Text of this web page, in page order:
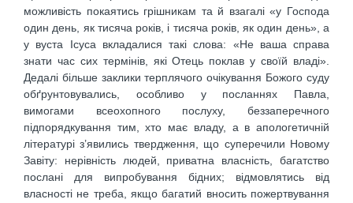
можливість покаятись грішникам та й взагалі «у Господа
один день, як тисяча років, і тисяча років, як один день», а
у вуста Ісуса вкладалися такі слова: «Не ваша справа
знати час сих термінів, які Отець поклав у своїй владі».
Дедалі більше заклики терплячого очікування Божого суду
обґрунтовувались, особливо у посланнях Павла,
вимогами всеохопного послуху, беззаперечного
підпорядкування тим, хто має владу, а в апологетичній
літературі з’явились твердження, що суперечили Новому
Завіту: нерівність людей, приватна власність, багатство
послані для випробування бідних; відмовлятись від
власності не треба, якщо багатий вносить пожертвування